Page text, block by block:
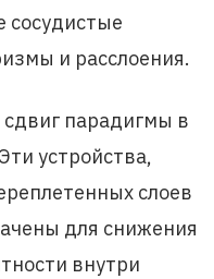
сосудистые
и расслоения.
парадигмы в
устройства,
слоев
для снижения
внутри